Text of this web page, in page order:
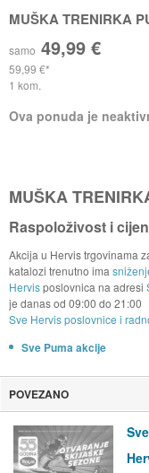
MUŠKA TRENIRKA
samo 49,99 €
59,99 €
1 kom.
Ova ponuda je
MUŠKA
Raspoloživost i
Akcija u Hervis trgovinama
katalozi trenutno ima
Hervisposlovnica na adresi
je danas od 09:00 do 21:00
Sve Hervis poslovnice i
Sve Puma akcije
POVEZANO